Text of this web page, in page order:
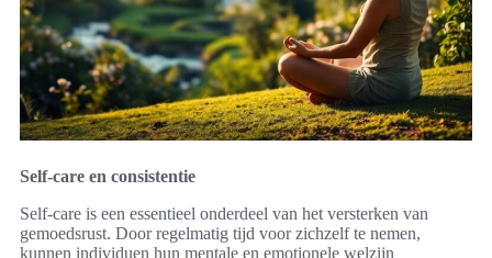
Self-care en consistentie
Self-care is een essentieel onderdeel van het versterken van
gemoedsrust. Door regelmatig tijd voor zichzelf te nemen,
kunnen individuen hun mentale en emotionele welzijn